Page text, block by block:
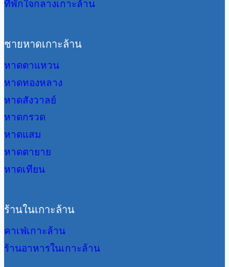
ที่พักใจกลางเกาะล้าน
ชายหาดเกาะล้าน
หาดตาแหวน
หาดทองหลาง
หาดสังวาลย์
หาดกรวด
หาดแสม
หาดตายาย
หาดเทียน
ร้านในเกาะล้าน
คาเฟ่เกาะล้าน
ร้านอาหารในเกาะล้าน